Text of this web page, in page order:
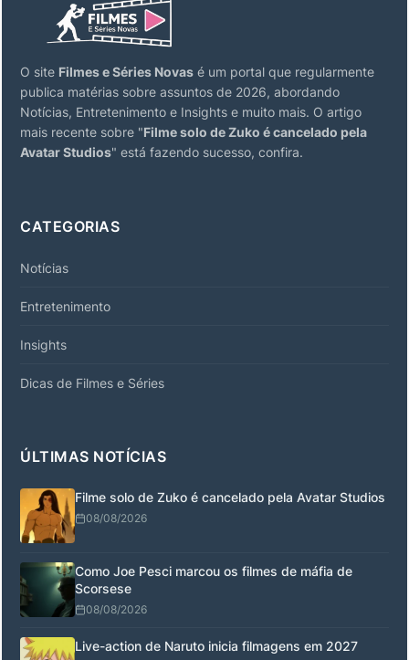
O site Filmes e Séries Novas é um portal que regularmente
publica matérias sobre assuntos de 2026, abordando
Notícias, Entretenimento e Insights e muito mais. O artigo
mais recente sobre "Filme solo de Zuko é cancelado pela
Avatar Studios" está fazendo sucesso, confira.
CATEGORIAS
Notícias
Entretenimento
Insights
Dicas de Filmes e Séries
ÚLTIMAS NOTÍCIAS
Filme solo de Zuko é cancelado pela Avatar Studios
08/08/2026
Como Joe Pesci marcou os filmes de máfia de
Scorsese
08/08/2026
Live-action de Naruto inicia filmagens em 2027